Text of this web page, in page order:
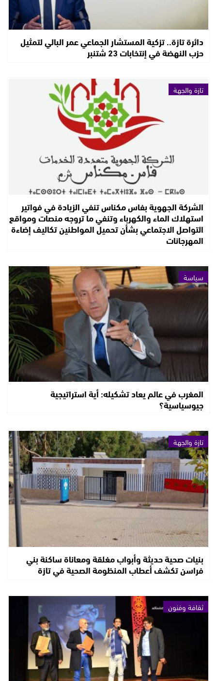
دائرة تازة.. تزكية المستشار الجماعي عمر البالي لتمثيل
حزب النهضة في إنتخابات 23 شتنبر
تازة والجهة
الشركة الجهوية بفاس مكناس تنفي الزيادة في فواتير
استهلاك الماء والكهرباء وتنفي ما تروجه منصات ومواقع
التواصل الاجتماعي بشأن تحميل المواطنين تكاليف إضاءة
المهرجانات
سياسة
المغرب في عالم يعاد تشكيله: أية استراتيجية
جيوسياسية؟
تازة والجهة
بنيات صحية حديثة وأبواب مغلقة ومعاناة ساكنة بني
فراسن تكشف أعطاب المنظومة الصحية في تازة
ثقافة وفنون